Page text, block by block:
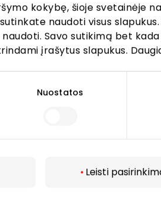
kokybę, šioje svetainėje
naudoti visus
naudoti. Savo sutikimą bet
įrašytus slapukus.
Nuostatos
Leisti